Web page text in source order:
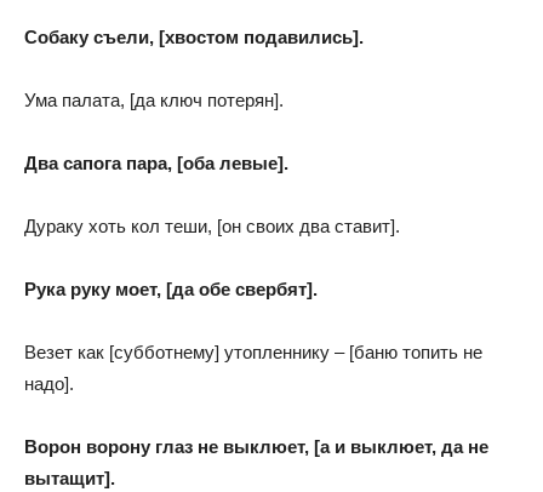
Собаку съели, [хвостом подавились].
Ума палата, [да ключ потерян].
Два сапога пара, [оба левые].
Дураку хоть кол теши, [он своих два ставит].
Рука руку моет, [да обе свербят].
Везет как [субботнему] утопленнику – [баню топить не
надо].
Ворон ворону глаз не выклюет, [а и выклюет, да не
вытащит].